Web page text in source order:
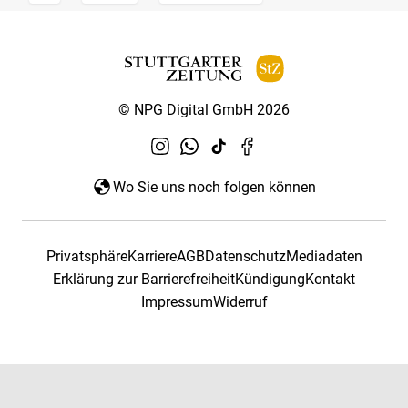
© NPG Digital GmbH 2026
Wo Sie uns noch folgen können
PrivatsphäreKarriereAGBDatenschutzMediadaten
Erklärung zur BarrierefreiheitKündigungKontakt
ImpressumWiderruf